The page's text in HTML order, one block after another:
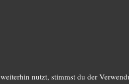
nutzt, stimmst du der